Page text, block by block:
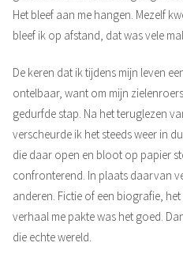
Het bleef aan me hangen. Mezelf
bleef ik op afstand, dat was vele
De keren dat ik tijdens mijn leven
ontelbaar, want om mijn
gedurfde stap. Na het teruglezen
verscheurde ik het steeds weer in
die daar open en bloot op papier
confronterend. In plaats daarvan
anderen. Fictie of een biografie,
verhaal me pakte was het goed.
die echte wereld.